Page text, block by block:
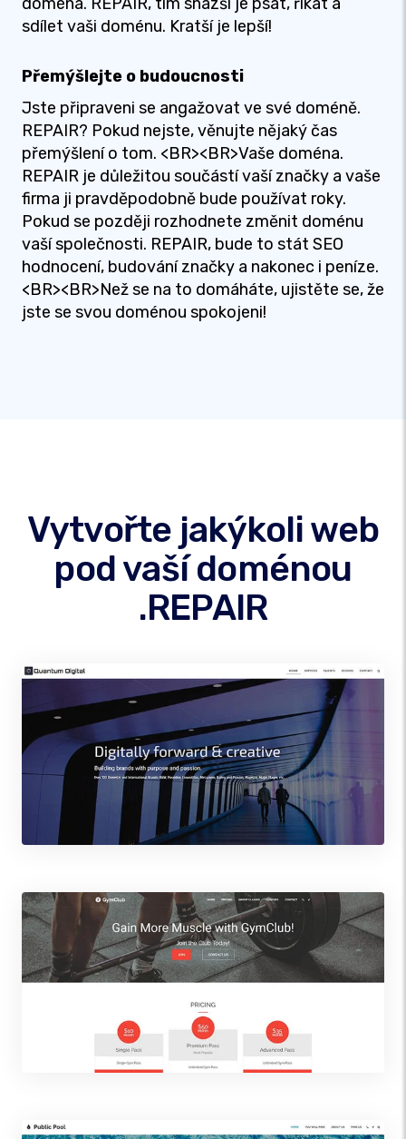
sdílet vaši doménu. Kratší je lepší!
Přemýšlejte o budoucnosti
Jste připraveni se angažovat ve své doméně.
REPAIR? Pokud nejste, věnujte nějaký čas
přemýšlení o tom. <BR><BR>Vaše doména.
REPAIR je důležitou součástí vaší značky a vaše
firma ji pravděpodobně bude používat roky.
Pokud se později rozhodnete změnit doménu
vaší společnosti. REPAIR, bude to stát SEO
hodnocení, budování značky a nakonec i peníze.
<BR><BR>Než se na to domáháte, ujistěte se, že
jste se svou doménou spokojeni!
Vytvořte jakýkoli web
pod vaší doménou
.REPAIR